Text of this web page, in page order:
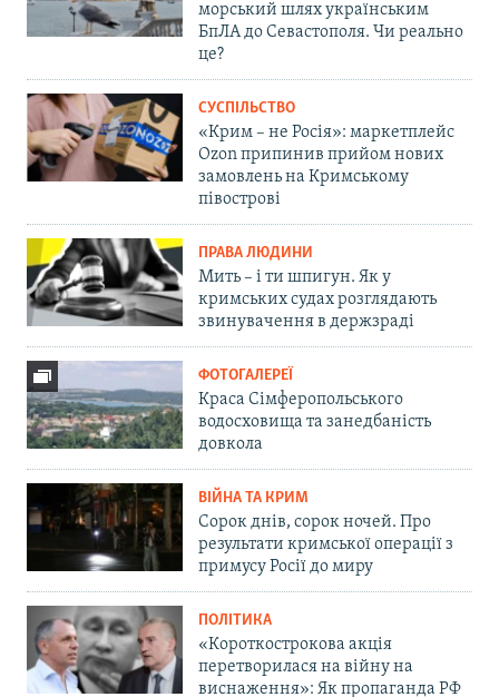
морський шлях українським
БпЛА до Севастополя. Чи реально
це?
СУСПІЛЬСТВО
«Крим – не Росія»: маркетплейс
Ozon припинив прийом нових
замовлень на Кримському
півострові
ПРАВА ЛЮДИНИ
Мить – і ти шпигун. Як у
кримських судах розглядають
звинувачення в держзраді
ФОТОГАЛЕРЕЇ
Краса Сімферопольського
водосховища та занедбаність
довкола
ВІЙНА ТА КРИМ
Сорок днів, сорок ночей. Про
результати кримської операції з
примусу Росії до миру
ПОЛІТИКА
«Короткострокова акція
перетворилася на війну на
виснаження»: Як пропаганда РФ